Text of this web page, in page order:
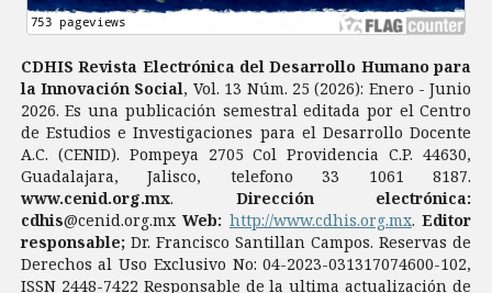
CDHIS Revista Electrónica del Desarrollo Humano para
la Innovación Social, Vol. 13 Núm. 25 (2026): Enero - Junio
2026. Es una publicación semestral editada por el Centro
de Estudios e Investigaciones para el Desarrollo Docente
A.C. (CENID). Pompeya 2705 Col Providencia C.P. 44630,
Guadalajara, Jalisco, telefono 33 1061 8187.
www.cenid.org.mx. Dirección electrónica:
cdhis@cenid.org.mxWeb: http://www.cdhis.org.mx. Editor
responsable; Dr. Francisco Santillan Campos. Reservas de
Derechos al Uso Exclusivo No: 04-2023-031317074600-102,
ISSN 2448-7422 Responsable de la ultima actualización de